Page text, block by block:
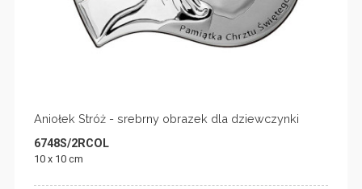
Aniołek Stróż - srebrny obrazek dla dziewczynki
6748S/2RCOL
10 x 10 cm